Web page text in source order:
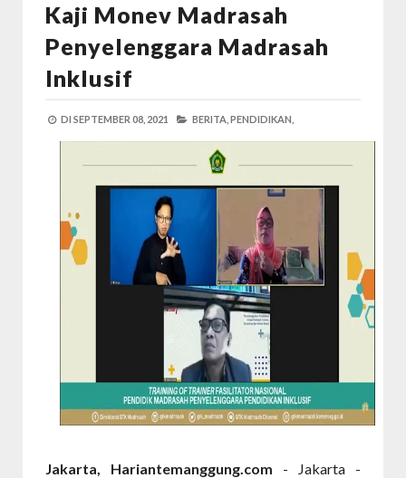
Kaji Monev Madrasah
Penyelenggara Madrasah
Inklusif
DI SEPTEMBER 08, 2021 BERITA, PENDIDIKAN,
Jakarta, Hariantemanggung.com - Jakarta -